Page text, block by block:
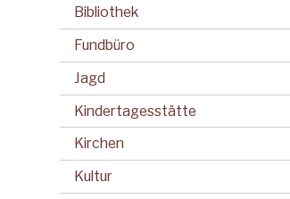
Bibliothek
Fundbüro
Jagd
Kindertagesstätte
Kirchen
Kultur